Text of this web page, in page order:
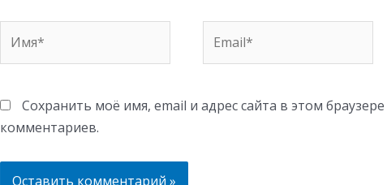
Сохранить моё имя, email и адрес сайта в этом
комментариев.